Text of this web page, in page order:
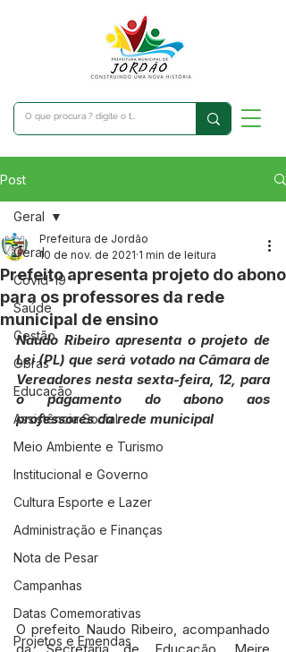
Post
Geral
Covid-19
Saúde
Gestão
Obras
Educação
Assistência Social
Meio Ambiente e Turismo
Institucional e Governo
Cultura Esporte e Lazer
Administração e Finanças
Nota de Pesar
Campanhas
Datas Comemorativas
Projetos e Emendas
Geral
Prefeito apresenta projeto do abono
para os professores da rede
municipal de ensino
Prefeitura de Jordão
10 de nov. de 2021 1 min de leitura
Naudo Ribeiro apresenta o projeto de
Lei (PL) que será votado na Câmara de
Vereadores nesta sexta-feira, 12, para
o pagamento do abono aos
professores da rede municipal
O prefeito Naudo Ribeiro, acompanhado